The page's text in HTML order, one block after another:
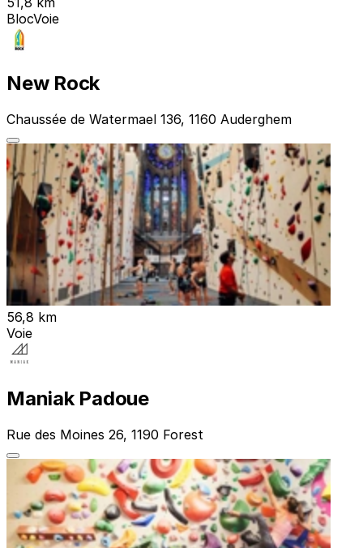
BlocVoie
New Rock
Chaussée de Watermael 136, 1160 Auderghem
56,8 km
Voie
Maniak Padoue
Rue des Moines 26, 1190 Forest